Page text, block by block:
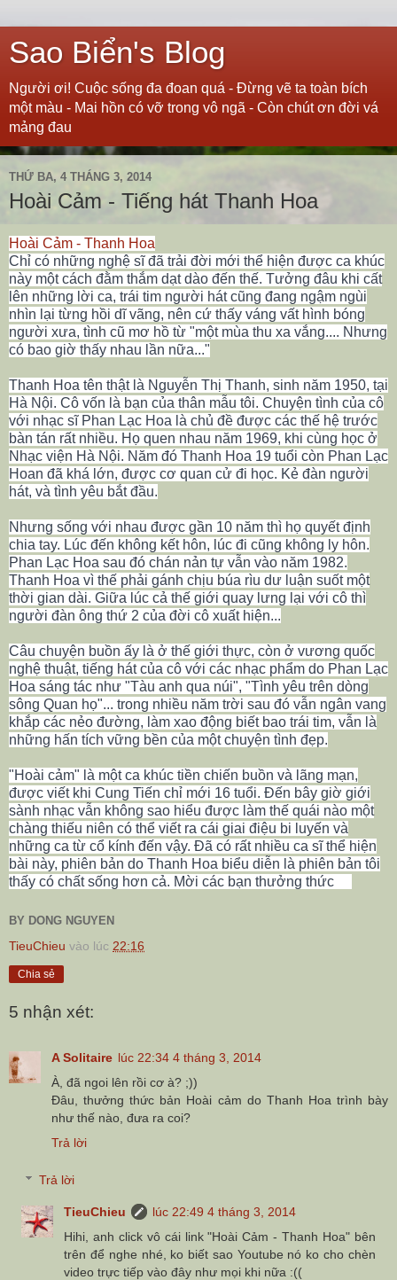
Sao Biển's Blog
Người ơi! Cuộc sống đa đoan quá - Đừng vẽ ta toàn bích
một màu - Mai hồn có vỡ trong vô ngã - Còn chút ơn đời vá
mảng đau
THỨ BA, 4 THÁNG 3, 2014
Hoài Cảm - Tiếng hát Thanh Hoa
Hoài Cảm - Thanh Hoa
Chỉ có những nghệ sĩ đã trải đời mới thể hiện được ca khúc
này một cách đằm thắm dạt dào đến thế. Tưởng đâu khi cất
lên những lời ca, trái tim người hát cũng đang ngậm ngùi
nhìn lại từng hồi dĩ vãng, nên cứ thấy váng vất hình bóng
người xưa, tình cũ mơ hồ từ "một mùa thu xa vắng.... Nhưng
có bao giờ thấy nhau lần nữa..."
Thanh Hoa tên thật là Nguyễn Thị Thanh, sinh năm 1950, tại
Hà Nội. Cô vốn là bạn của thân mẫu tôi. Chuyện tình của cô
với nhạc sĩ Phan Lạc Hoa là chủ đề được các thế hệ trước
bàn tán rất nhiều. Họ quen nhau năm 1969, khi cùng học ở
Nhạc viện Hà Nội. Năm đó Thanh Hoa 19 tuổi còn Phan Lạc
Hoan đã khá lớn, được cơ quan cử đi học. Kẻ đàn người
hát, và tình yêu bắt đầu.
Nhưng sống với nhau được gần 10 năm thì họ quyết định
chia tay. Lúc đến không kết hôn, lúc đi cũng không ly hôn.
Phan Lạc Hoa sau đó chán nản tự vẫn vào năm 1982.
Thanh Hoa vì thế phải gánh chịu búa rìu dư luận suốt một
thời gian dài. Giữa lúc cả thế giới quay lưng lại với cô thì
người đàn ông thứ 2 của đời cô xuất hiện...
Câu chuyện buồn ấy là ở thế giới thực, còn ở vương quốc
nghệ thuật, tiếng hát của cô với các nhạc phẩm do Phan Lạc
Hoa sáng tác như "Tàu anh qua núi", "Tình yêu trên dòng
sông Quan họ"... trong nhiều năm trời sau đó vẫn ngân vang
khắp các nẻo đường, làm xao động biết bao trái tim, vẫn là
những hấn tích vững bền của một chuyện tình đẹp.
"Hoài cảm" là một ca khúc tiền chiến buồn và lãng mạn,
được viết khi Cung Tiến chỉ mới 16 tuổi. Đến bây giờ giới
sành nhạc vẫn không sao hiểu được làm thế quái nào một
chàng thiếu niên có thể viết ra cái giai điệu bi luyến và
những ca từ cổ kính đến vậy. Đã có rất nhiều ca sĩ thể hiện
bài này, phiên bản do Thanh Hoa biểu diễn là phiên bản tôi
thấy có chất sống hơn cả. Mời các bạn thưởng thức
BY DONG NGUYEN
TieuChieu vào lúc 22:16
Chia sẻ
5 nhận xét:
A Solitaire lúc 22:34 4 tháng 3, 2014
À, đã ngoi lên rồi cơ à? ;))
Đâu, thưởng thức bản Hoài cảm do Thanh Hoa trình bày
như thế nào, đưa ra coi?
Trả lời
Trả lời
TieuChieu
lúc 22:49 4 tháng 3, 2014
Hihi, anh click vô cái link "Hoài Cảm - Thanh Hoa" bên
trên để nghe nhé, ko biết sao Youtube nó ko cho chèn
video trực tiếp vào đây như mọi khi nữa :((